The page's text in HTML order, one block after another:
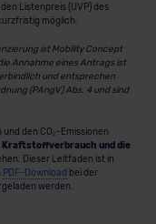
Listenpreis (UVP) des
möglich.
ist Mobility Concept
Annahme eines Antrags ist
und entsprechen
(PAngV) Abs. 4 und sind
den CO₂-Emissionen
Kraftstoffverbrauch und die
Dieser Leitfaden ist in
PDF-Download bei der
werden.